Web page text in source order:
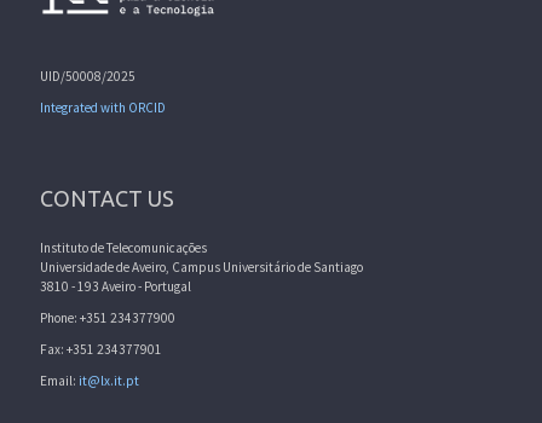
UID/50008/2025
Integrated with ORCID
CONTACT US
Instituto de Telecomunicações
Universidade de Aveiro, Campus Universitário de Santiago
3810 - 193 Aveiro - Portugal
Phone: +351 234377900
Fax: +351 234377901
Email: it@lx.it.pt